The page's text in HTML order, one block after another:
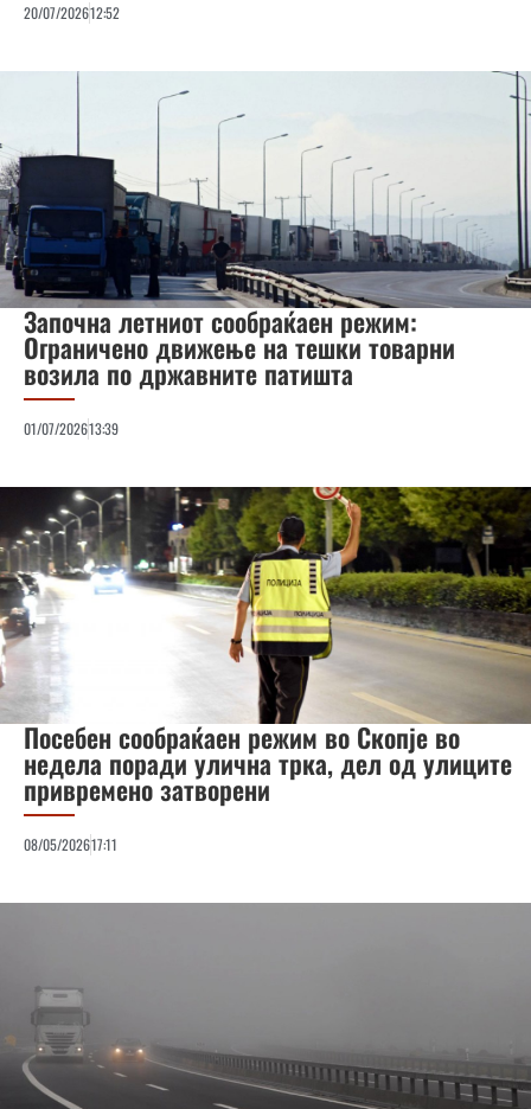
20/07/202612:52
Започна летниот сообраќаен режим:
Ограничено движење на тешки товарни
возила по државните патишта
01/07/202613:39
Посебен сообраќаен режим во Скопје во
недела поради улична трка, дел од улиците
привремено затворени
08/05/202617:11